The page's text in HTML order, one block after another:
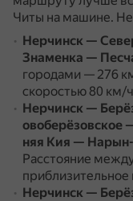
Читы на машине.
Нерчинск —
Знаменка —
городами — 276
скоростью 80 км/
Нерчинск —
овоберёзовское
няя Кия —
Расстояние
Нерчинск —